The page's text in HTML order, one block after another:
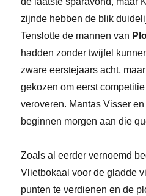
zijnde hebben de blik
Tenslotte de mannen van
hadden zonder twijfel
zware eerstejaars acht,
gekozen om eerst
veroveren. Mantas Visser
beginnen morgen aan die
Zoals al eerder vernoemd
Vlietbokaal voor de gladde
punten te verdienen en de